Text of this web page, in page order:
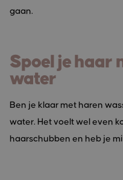
gaan.
Spoel je haar
water
Ben je klaar met haren
water. Het voelt wel even
haarschubben en heb je